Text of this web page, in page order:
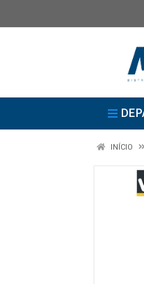
INÍCIO